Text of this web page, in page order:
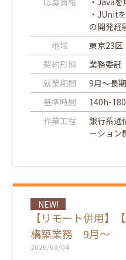
・JUnit
の開発経
地域
東京23区
契約形態
業務委託
就業期間
9月～長
基準時間
140h-
作業工程
銀行系通
ーション
NEW!
【リモート併用】
構築業務 9月～
2026/08/04